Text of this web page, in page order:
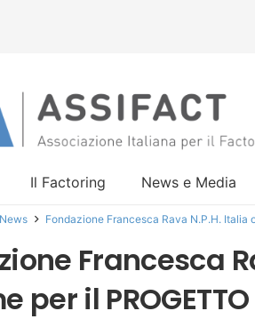
Il Factoring News e Media
News Fondazione Francesca Rava N.P.H. Italia
Francesca
per il